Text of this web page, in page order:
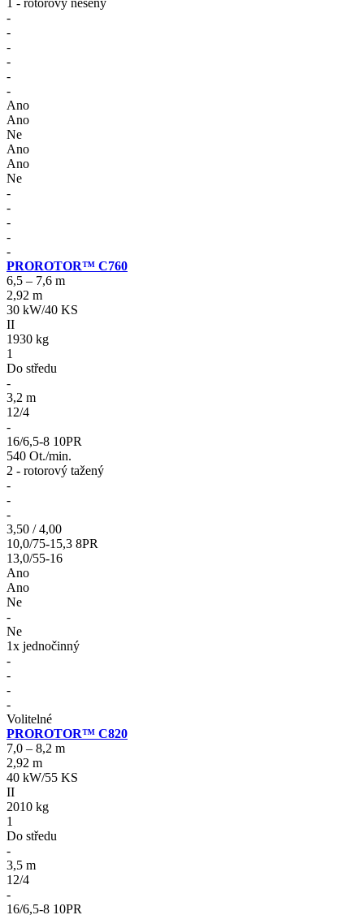
1 - rotorový nesený
-
-
-
-
-
-
Ano
Ano
Ne
Ano
Ano
Ne
-
-
-
-
-
PROROTOR™ C760
6,5 – 7,6 m
2,92 m
30 kW/40 KS
II
1930 kg
1
Do středu
-
3,2 m
12/4
-
16/6,5-8 10PR
540 Ot./min.
2 - rotorový tažený
-
-
-
3,50 / 4,00
10,0/75-15,3 8PR
13,0/55-16
Ano
Ano
Ne
-
Ne
1x jednočinný
-
-
-
-
Volitelné
PROROTOR™ C820
7,0 – 8,2 m
2,92 m
40 kW/55 KS
II
2010 kg
1
Do středu
-
3,5 m
12/4
-
16/6,5-8 10PR